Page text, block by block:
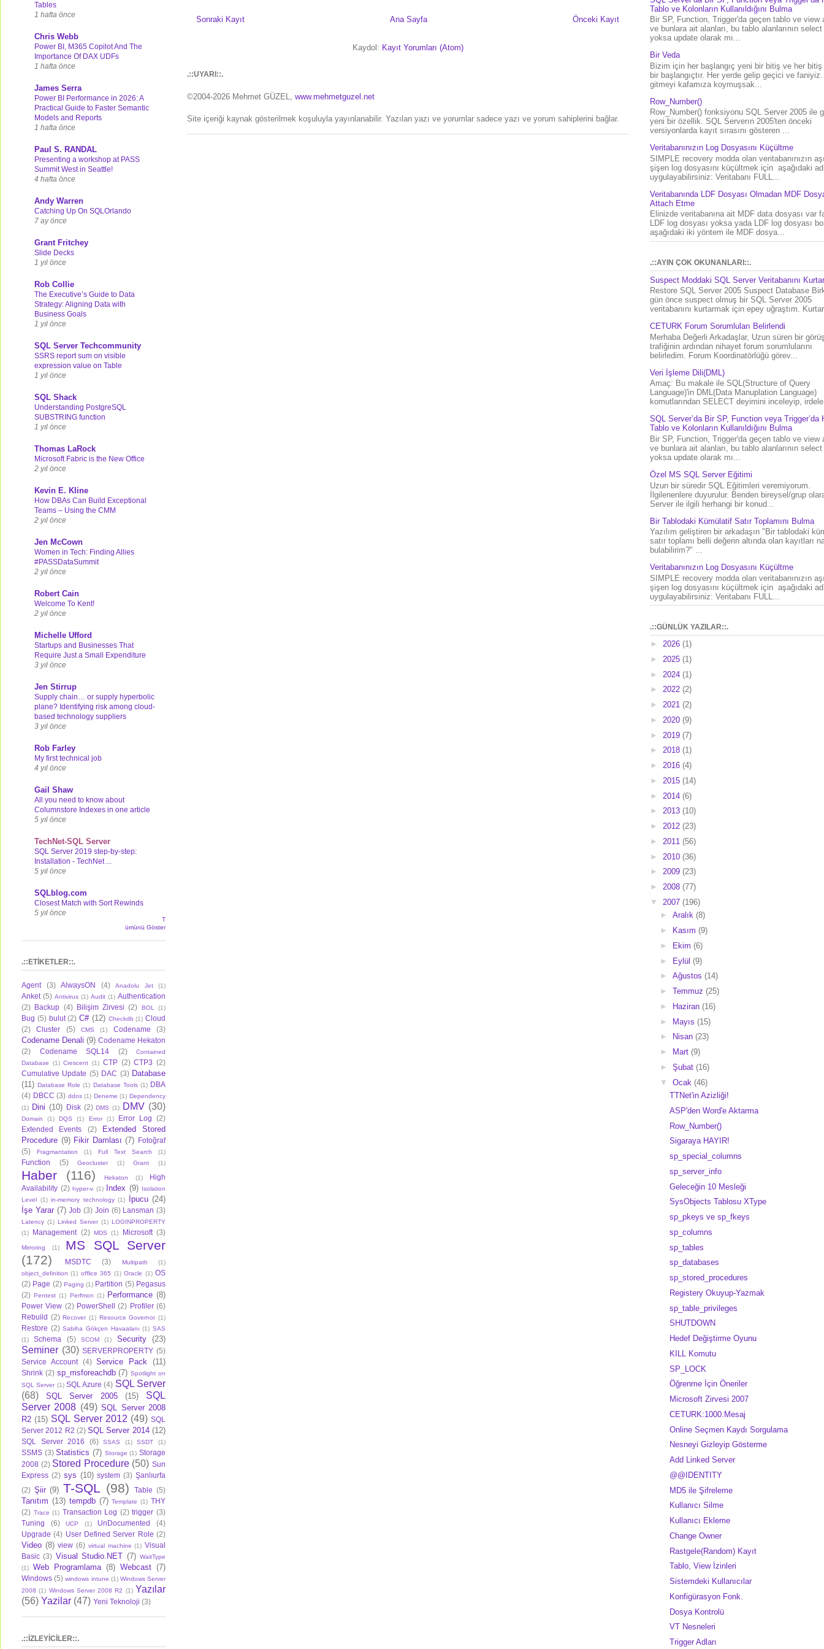
Sonraki Kayıt Önceki Kayıt
Ana Sayfa
Kaydol: Kayıt Yorumları (Atom)
.::UYARI::.
©2004-2026 Mehmet GÜZEL, www.mehmetguzel.net
Site içeriği kaynak gösterilmek koşuluyla yayınlanabilir. Yazılan yazı ve yorumlar sadece yazı ve yorum sahiplerini bağlar.
Tables
1 hafta önce
Chris Webb
Power BI, M365 Copilot And The
Importance Of DAX UDFs
1 hafta önce
James Serra
Power BI Performance in 2026: A
Practical Guide to Faster Semantic
Models and Reports
1 hafta önce
Paul S. RANDAL
Presenting a workshop at PASS
Summit West in Seattle!
4 hafta önce
Andy Warren
Catching Up On SQLOrlando
7 ay önce
Grant Fritchey
Slide Decks
1 yıl önce
Rob Collie
The Executive’s Guide to Data
Strategy: Aligning Data with
Business Goals
1 yıl önce
SQL Server Techcommunity
SSRS report sum on visible
expression value on Table
1 yıl önce
SQL Shack
Understanding PostgreSQL
SUBSTRING function
1 yıl önce
Thomas LaRock
Microsoft Fabric is the New Office
2 yıl önce
Kevin E. Kline
How DBAs Can Build Exceptional
Teams – Using the CMM
2 yıl önce
Jen McCown
Women in Tech: Finding Allies
#PASSDataSummit
2 yıl önce
Robert Cain
Welcome To Kent!
2 yıl önce
Michelle Ufford
Startups and Businesses That
Require Just a Small Expenditure
3 yıl önce
Jen Stirrup
Supply chain… or supply hyperbolic
plane? Identifying risk among cloud-
based technology suppliers
3 yıl önce
Rob Farley
My first technical job
4 yıl önce
Gail Shaw
All you need to know about
Columnstore Indexes in one article
5 yıl önce
TechNet-SQL Server
SQL Server 2019 step-by-step:
Installation - TechNet ...
5 yıl önce
SQLblog.com
Closest Match with Sort Rewinds
5 yıl önce
T
ümünü Göster
.::ETİKETLER::.
Agent (3) AlwaysON (4) Anadolu Jet (1)
Anket (5) Antivirus (1) Audit (1) Authentication
(2)
Backup (4) Bilişim Zirvesi (2) BOL (1)
Bug (5) bulut (2) C# (12) Checkdb (1) Cloud
(2)
Cluster (5) CMS (1) Codename (3)
Codename Denali (9) Codename Hekaton
(2)
Codename SQL14 (2)
Contained
Database
(1) Crescent (1) CTP (2) CTP3 (2)
Cumulative Update (5) DAC (3) Database
(11) Database Role (1) Database Tools (1) DBA
(4) DBCC (3) ddos (1) Deneme (1) Dependency
(1)
Dini (10) Disk (2) DMS (1) DMV (30)
Domain (1) DQS (1) Error (1) Error Log
(2)
Extended Events
(2)
Extended Stored
Procedure (9) Fikir Damlası (7)
Fotoğraf
(5)
Fragmantation (1) Full Text Search (1)
Function (5) Geocluster (1) Grant (1)
Haber (116) Hekaton (1)
High
Availability (2) hyper-v (1) Index (9)
Isolation
Level
(1) in-memory technology (1) İpucu (24)
İşe Yarar (7) Job (3) Join (6) Lansman (3)
Latency (1) Linked Server (1) LOGINPROPERTY
(1)
Management (2) MDS (1) Microsoft (3)
Mirroring (1)
MS SQL Server
(172)
MSDTC (3) Multipath
(1)
object_definition (1) offlice 365 (1) Oracle (1) OS
(2) Page (2) Paging (1) Partition (5) Pegasus
(2) Pentest (1) Perfmon (1) Performance (8)
Power View (2) PowerShell (2) Profiler (6)
Rebuild (2) Recover (1) Resource Governor (1)
Restore (2) Sabiha Gökçen Havaalanı (1) SAS
(1)
Schema (5) SCOM (1) Security (23)
Seminer (30) SERVERPROPERTY (5)
Service Account
(4) Service Pack (11)
Shrink (2) sp_msforeachdb (7) Spotlight on
SQL Server (1) SQL Azure (4) SQL Server
(68)
SQL Server 2005 (15)
SQL
Server 2008 (49) SQL Server 2008
R2 (15) SQL Server 2012 (49) SQL
Server 2012 R2 (2) SQL Server 2014 (12)
SQL Server 2016 (6) SSAS (1) SSDT (1)
SSMS (3) Statistics (7) Storage (1) Storage
2008 (2) Stored Procedure (50) Sun
Express (2) sys (10) system (3) Şanlıurfa
(2) Şiir (9) T-SQL (98) Table (5)
Tanıtım (13) tempdb (7) Template (1) THY
(2) Trace (1) Transaction Log (2) trigger (3)
Tuning
(6) UCP (1) UnDocumented
(4)
Upgrade (4) User Defined Server Role (2)
Video (8) view (6) virtual machine (1) Visual
Basic (3) Visual Studio.NET (7) WaitType
(1)
Web Programlama (8) Webcast (7)
Windows (5) windows intune (1) Windows Server
2008 (1) Windows Server 2008 R2 (1) Yazılar
(56) Yazilar (47) Yeni Teknoloji (3)
.::İZLEYİCİLER::.
Tablo ve Kolonların Kullanıldığını Bulma
Bir SP, Function, Trigger'da geçen tablo ve view
ve bunlara ait alanları, bu tablo alanlarının
yoksa update olarak mı...
Bir Veda
Bizim için her başlangıç yeni bir bitiş ve her
bir başlangıçtır. Her yerde gelip geçici ve
gitmeyi kafamıza koymuşsak...
Row_Number()
Row_Number() fonksiyonu SQL Server 2005 ile
yeni bir özellik. SQL Serverın 2005'ten önceki
versiyonlarda kayıt sırasını gösteren ...
Veritabanınızın Log Dosyasını Küçültme
SIMPLE recovery modda olan veritabanınızın
şişen log dosyasını küçültmek için aşağıdaki
uygulayabilirsiniz: Veritabanı FULL...
Veritabanında LDF Dosyası Olmadan MDF
Attach Etme
Elinizde veritabanına ait MDF data dosyası var
LDF log dosyası yoksa yada LDF log dosyası
aşağıdaki iki yöntem ile MDF dosya...
.::AYIN ÇOK OKUNANLARI::.
Suspect Moddaki SQL Server Veritabanını
Restore SQL Server 2005 Suspect Database
gün önce suspect olmuş bir SQL Server 2005
veritabanını kurtarmak için epey uğraştım.
CETURK Forum Sorumluları Belirlendi
Merhaba Değerli Arkadaşlar, Uzun süren bir
trafiğinin ardından nihayet forum sorumlularını
belirledim. Forum Koordinatörlüğü görev...
Veri İşleme Dili(DML)
Amaç: Bu makale ile SQL(Structure of Query
Language)'in DML(Data Manuplation Language)
komutlarından SELECT deyimini inceleyip,
SQL Server’da Bir SP, Function veya Trigger’da
Tablo ve Kolonların Kullanıldığını Bulma
Bir SP, Function, Trigger'da geçen tablo ve view
ve bunlara ait alanları, bu tablo alanlarının
yoksa update olarak mı...
Özel MS SQL Server Eğitimi
Uzun bir süredir SQL Eğitimleri veremiyorum.
İlgilenenlere duyurulur. Benden bireysel/grup
Server ile ilgili herhangi bir konud...
Bir Tablodaki Kümülatif Satır Toplamını Bulma
Yazılım geliştiren bir arkadaşın "Bir tablodaki
satır toplamı belli değerin altında olan kayıtları
bulabilirim?" ...
Veritabanınızın Log Dosyasını Küçültme
SIMPLE recovery modda olan veritabanınızın
şişen log dosyasını küçültmek için aşağıdaki
uygulayabilirsiniz: Veritabanı FULL...
.::GÜNLÜK YAZILAR::.
► 2026 (1)
► 2025 (1)
► 2024 (1)
► 2022 (2)
► 2021 (2)
► 2020 (9)
► 2019 (7)
► 2018 (1)
► 2016 (4)
► 2015 (14)
► 2014 (6)
► 2013 (10)
► 2012 (23)
► 2011 (56)
► 2010 (36)
► 2009 (23)
► 2008 (77)
▼ 2007 (196)
► Aralık (8)
►
Kasım (9)
►
Ekim (6)
► Eylül (9)
► Ağustos (14)
► Temmuz (25)
►
Haziran (16)
► Mayıs (15)
►
Nisan (23)
►
Mart (9)
► Şubat (16)
▼ Ocak (46)
TTNet'in Azizliği!
ASP'den Word'e Aktarma
Row_Number()
Sigaraya HAYIR!
sp_special_columns
sp_server_info
Geleceğin 10 Mesleği
SysObjects Tablosu XType
sp_pkeys ve sp_fkeys
sp_columns
sp_tables
sp_databases
sp_stored_procedures
Registery Okuyup-Yazmak
sp_table_privileges
SHUTDOWN
Hedef Değiştirme Oyunu
KILL Komutu
SP_LOCK
Öğrenme İçin Öneriler
Microsoft Zirvesi 2007
CETURK:1000.Mesaj
Online Seçmen Kaydı Sorgulama
Nesneyi Gizleyip Gösterme
Add Linked Server
@@IDENTITY
MD5 ile Şifreleme
Kullanıcı Silme
Kullanıcı Ekleme
Change Owner
Rastgele(Random) Kayıt
Tablo, View İzinleri
Sistemdeki Kullanıcılar
Konfigürasyon Fonk.
Dosya Kontrolü
VT Nesneleri
Trigger Adları